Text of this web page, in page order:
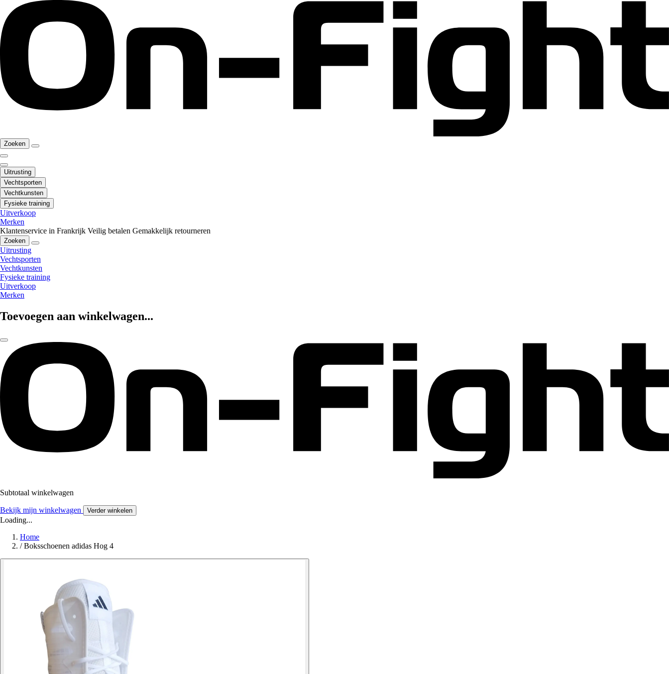
Zoeken
Uitrusting
Vechtsporten
Vechtkunsten
Fysieke training
Uitverkoop
Merken
Klantenservice in Frankrijk Veilig betalen Gemakkelijk retourneren
Zoeken
Uitrusting
Vechtsporten
Vechtkunsten
Fysieke training
Uitverkoop
Merken
Toevoegen aan winkelwagen...
Subtotaal winkelwagen
Bekijk mijn winkelwagen Verder winkelen
Loading...
Home
/ Boksschoenen adidas Hog 4